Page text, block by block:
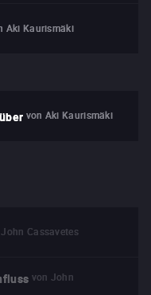
Aki Kaurismäki
von Aki Kaurismäki
John Cassavetes
von John